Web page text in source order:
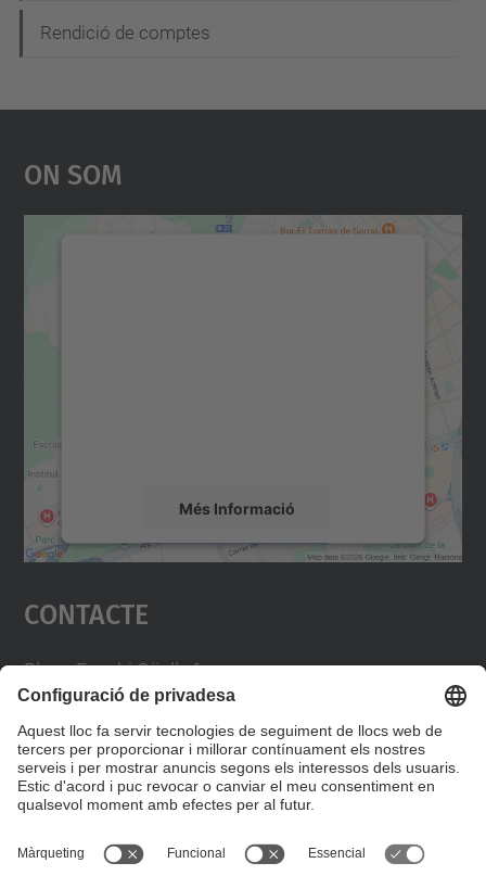
Rendició de comptes
On Som
Més Informació
Accepta
powered by
Contacte
Plaça Eusebi Güell, 6
Edifici VX,
Campus Nord
08034 Barcelona
https://demana.upc.edu/gpaq/